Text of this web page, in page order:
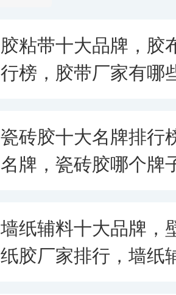
胶粘带十大品牌，胶
行榜，胶带厂家有哪
瓷砖胶十大名牌排行
名牌，瓷砖胶哪个牌
墙纸辅料十大品牌，
纸胶厂家排行，墙纸